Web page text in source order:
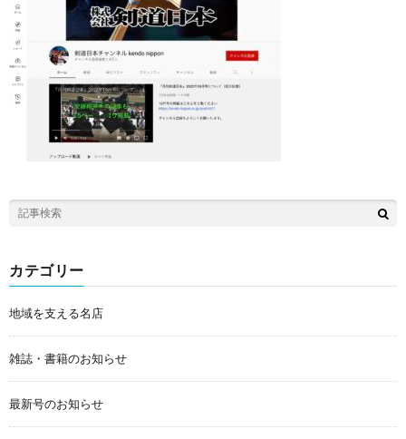
カテゴリー
地域を支える名店
雑誌・書籍のお知らせ
最新号のお知らせ